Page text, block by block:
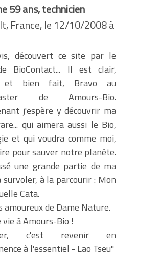
59 ans, technicien
France, le 12/10/2008 à
découvert ce site par le
BioContact... Il est clair,
et bien fait, Bravo au
de Amours-Bio.
j'espère y découvrir ma
qui aimera aussi le Bio,
et qui voudra comme moi,
pour sauver notre planète.
une grande partie de ma
survoler, à la parcourir : Mon
Cata.
amoureux de Dame Nature.
vie à Amours-Bio !
c'est revenir en
à l'essentiel - Lao Tseu"